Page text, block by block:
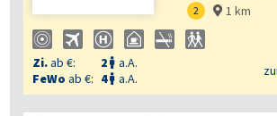
2  1 km
Zi.ab €: 2  a.A.
FeWo ab €: 4 a.A.